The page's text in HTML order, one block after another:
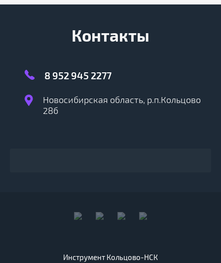
Контакты
8 952 945 2277
Новосибирская область, р.п.Кольцово
28б
Инструмент Кольцово-НСК